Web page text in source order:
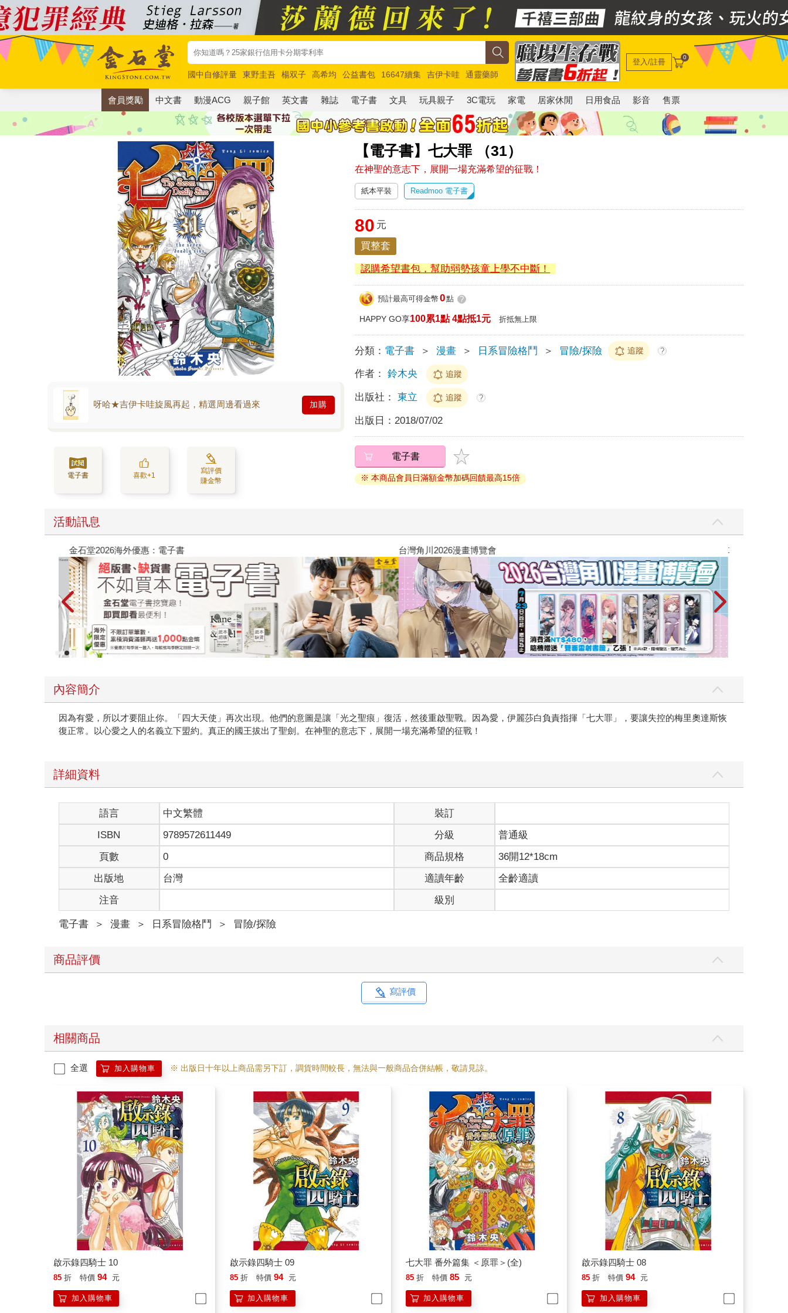
國中自修評量 東野圭吾 楊双子 高希均 公益書包 16647續集 吉伊卡哇
通靈藥師
唯紅花綻放
奧德賽 路邊攤新作 馬斯克 玩具總動員5 超慢跑
登入/註冊 0
會員獎勵 中文書 動漫ACG 親子館 英文書 雜誌 電子書 文具 玩具親子 3C電玩 家電 居家休閒 日用食品 影音 售票
【電子書】七大罪 （31）
在神聖的意志下，展開一場充滿希望的征戰！
呀哈★吉伊卡哇旋風再起，精選周邊看過來 加購
電子書 喜歡+1
寫評價
賺金幣
紙本平裝 Readmoo 電子書
80 元
買整套
認購希望書包，幫助弱勢孩童上學不中斷！
預計最高可得金幣 0點 ?
HAPPY GO享100累1點 4點抵1元 折抵無上限
分類： 電子書 ＞ 漫畫 ＞ 日系冒險格鬥 ＞ 冒險/探險 追蹤 ?
作者： 鈴木央 追蹤
出版社： 東立 追蹤 ?
出版日： 2018/07/02
電子書
※ 本商品會員日滿額金幣加碼回饋最高15倍
活動訊息
金石堂2026海外優惠：電子書 台灣角川2026漫畫博覽會 攻殼機動隊
內容簡介
因為有愛，所以才要阻止你。「四大天使」再次出現。他們的意圖是讓「光之聖痕」復活，然後重啟聖戰。因為愛，伊麗莎白負責指揮「七大罪」，要讓失控的梅里奧達斯恢
復正常。以心愛之人的名義立下盟約。真正的國王拔出了聖劍。在神聖的意志下，展開一場充滿希望的征戰！
詳細資料
語言 中文繁體
裝訂
ISBN
9789572611449 分級
普通級
頁數
0 商品規格
36開12*18cm
出版地
台灣 適讀年齡
全齡適讀
注音
級別
電子書 ＞ 漫畫 ＞ 日系冒險格鬥 ＞ 冒險/探險
商品評價
寫評價
相關商品
全選 加入購物車 ※ 出版日十年以上商品需另下訂，調貨時間較長，無法與一般商品合併結帳，敬請見諒。
啟示錄四騎士 10
85 折 特價 94 元
加入購物車
啟示錄四騎士 09
85 折 特價 94 元
加入購物車
七大罪 番外篇集 ＜原罪＞(全)
85 折 特價 85 元
加入購物車
啟示錄四騎士 08
85 折 特價 94 元
加入購物車